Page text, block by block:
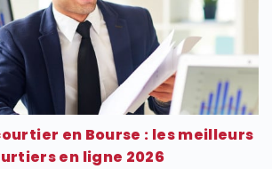
en Bourse : les meilleurs
en ligne 2026